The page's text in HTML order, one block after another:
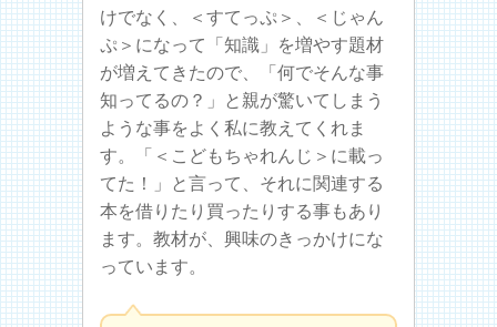
けでなく、＜すてっぷ＞、＜じゃん
ぷ＞になって「知識」を増やす題材
が増えてきたので、「何でそんな事
知ってるの？」と親が驚いてしまう
ような事をよく私に教えてくれま
す。「＜こどもちゃれんじ＞に載っ
てた！」と言って、それに関連する
本を借りたり買ったりする事もあり
ます。教材が、興味のきっかけにな
っています。